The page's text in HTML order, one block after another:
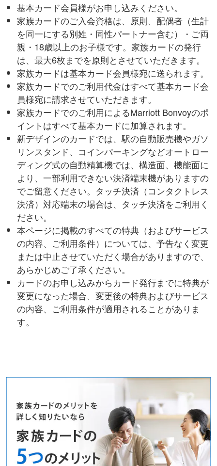
基本カード会員様がお申し込みください。
家族カードのご⼊会資格は、原則、配偶者（生計
を同一にする別姓・同性パートナー含む）・ご両
親・18歳以上のお⼦様です。家族カードの発⾏
は、最⼤6枚までを原則とさせていただきます。
家族カードは基本カード会員様宛に送られます。
家族カードでのご利⽤代⾦はすべて基本カード会
員様宛に請求させていただきます。
家族カードでのご利⽤によるMarriott Bonvoyのポ
イントはすべて基本カードに加算されます。
新デザインのカードでは、駅の自動販売機やガソ
リンスタンド、コインパーキングなどオートロー
ディング式の自動精算機では、構造面、機能面に
より、一部利用できない決済端末機がありますの
でご留意ください。タッチ決済（コンタクトレス
決済）対応端末の場合は、タッチ決済をご利用く
ださい。
本ページに掲載のすべての特典（およびサービス
の内容、ご利用条件）については、予告なく変更
または中止させていただく場合がありますので、
あらかじめご了承ください。
カードのお申し込みからカード発行までに特典が
変更になった場合、変更後の特典およびサービス
の内容、ご利用条件が適用されることがありま
す。